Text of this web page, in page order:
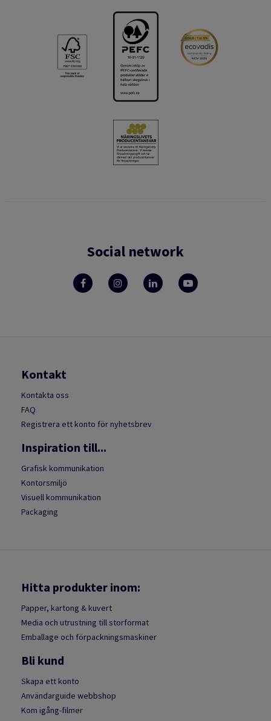
Social network
Kontakt
Kontakta oss
FAQ
Registrera ett konto för nyhetsbrev
Inspiration till...
Grafisk kommunikation
Kontorsmiljö
Visuell kommunikation
Packaging
Hitta produkter inom:
Papper, kartong & kuvert
Media och utrustning till storformat
Emballage och förpackningsmaskiner
Bli kund
Skapa ett konto
Användarguide webbshop
Kom igång-filmer